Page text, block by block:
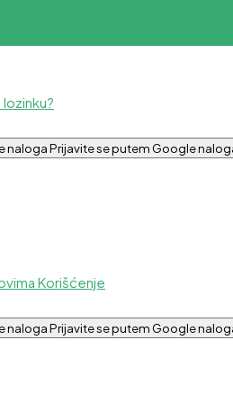
Prijavite se putem Google
Korišćenje
Prijavite se putem Google